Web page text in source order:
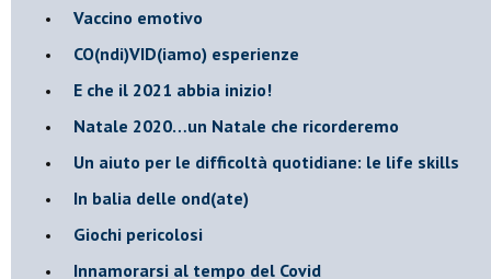
​Vaccino emotivo
CO(ndi)VID(iamo) esperienze
​E che il 2021 abbia inizio!
​Natale 2020…un Natale che ricorderemo
Un aiuto per le difficoltà quotidiane: le life skills
​In balia delle ond(ate)
Giochi pericolosi
Innamorarsi al tempo del Covid